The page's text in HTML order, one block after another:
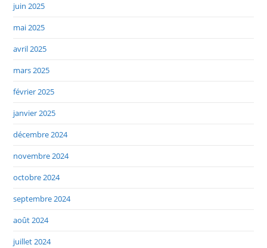
juin 2025
mai 2025
avril 2025
mars 2025
février 2025
janvier 2025
décembre 2024
novembre 2024
octobre 2024
septembre 2024
août 2024
juillet 2024